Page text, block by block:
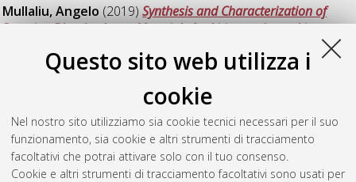
Questo sito web utilizza i
cookie
Nel nostro sito utilizziamo sia cookie tecnici necessari per il suo
funzionamento, sia cookie e altri strumenti di tracciamento
facoltativi che potrai attivare solo con il tuo consenso.
Cookie e altri strumenti di tracciamento facoltativi sono usati per
Mullaliu, Angelo (2019)Synthesis and Characterization of
Prussian Blue Analogue Materials for Li-ion and post-Li
Università di Bologna. Dottorato di ricerca in Chimica , 31 Ciclo.
(2019) Chemometrics applied to direct
multivariate analysis, [Dissertation thesis], Alma Mater
Studiorum Università di Bologna. Dottorato di ricerca in
Chimica, 31 Ciclo. DOI 10.6092/unibo/amsdottorato/8898.